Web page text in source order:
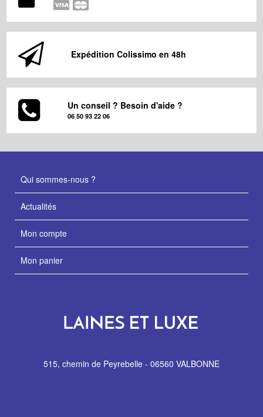
Expédition Colissimo en 48h
Un conseil ? Besoin d'aide ?
06 50 93 22 06
Qui sommes-nous ?
Actualités
Mon compte
Mon panier
515, chemin de Peyrebelle - 06560 VALBONNE